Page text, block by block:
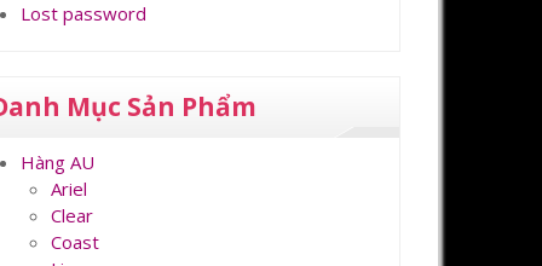
Lost password
Mục Sản Phẩm
Hàng AU
Ariel
Clear
Coast